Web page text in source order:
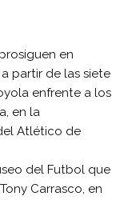
en
partir de las siete
enfrente a los
en la
Atlético de
del Futbol que
Carrasco, en